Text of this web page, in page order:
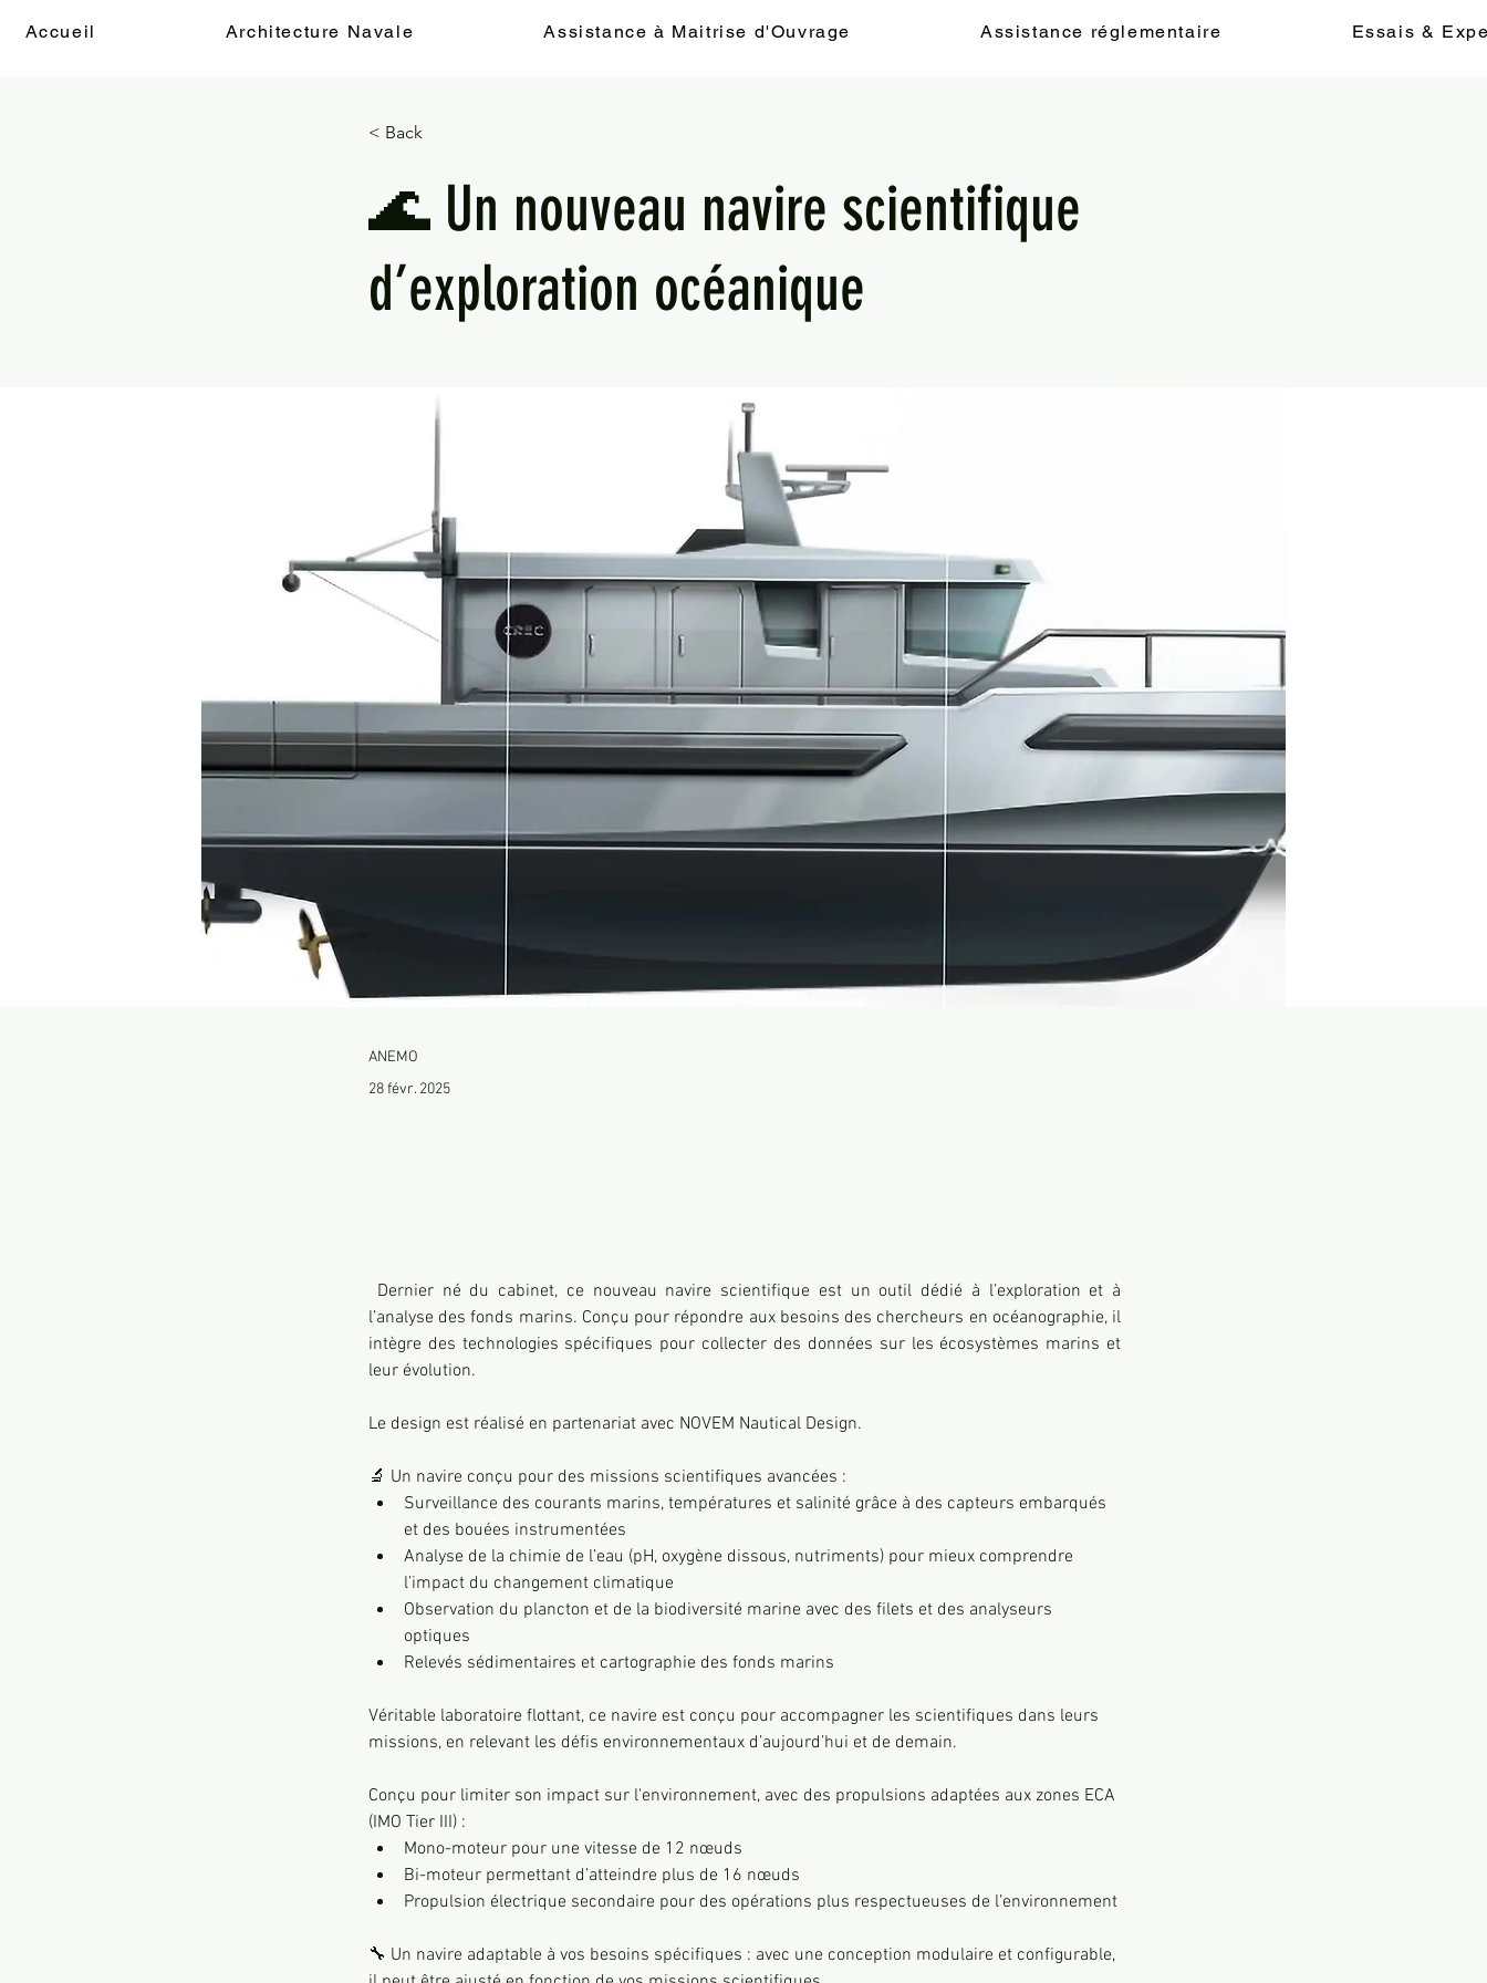
Accueil Architecture Navale Assistance à Maitrise d'Ouvrage Assistance réglementaire Essais &
< Back
🌊 Un nouveau navire scientifique
d’exploration océanique
ANEMO
28 févr. 2025
l’analyse des fonds marins. Conçu pour répondre aux besoins des chercheurs en océanographie, il
intègre des technologies spécifiques pour collecter des données sur les écosystèmes marins et
leur évolution.
Le design est réalisé en partenariat avec NOVEM Nautical Design.
🔬 Un navire conçu pour des missions scientifiques avancées :
Surveillance des courants marins, températures et salinité grâce à des capteurs embarqués
et des bouées instrumentées
Analyse de la chimie de l’eau (pH, oxygène dissous, nutriments) pour mieux comprendre
l’impact du changement climatique
Observation du plancton et de la biodiversité marine avec des filets et des analyseurs
optiques
Relevés sédimentaires et cartographie des fonds marins
Véritable laboratoire flottant, ce navire est conçu pour accompagner les scientifiques dans leurs
missions, en relevant les défis environnementaux d’aujourd’hui et de demain.
Conçu pour limiter son impact sur l'environnement, avec des propulsions adaptées aux zones ECA
(IMO Tier III) :
Mono-moteur pour une vitesse de 12 nœuds
Bi-moteur permettant d’atteindre plus de 16 nœuds
Propulsion électrique secondaire pour des opérations plus respectueuses de l’environnement
🔧 Un navire adaptable à vos besoins spécifiques : avec une conception modulaire et configurable,